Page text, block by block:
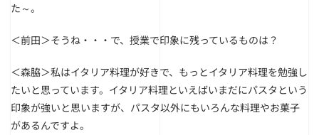
た～。
＜前田＞そうね・・・で、授業で印象に残っているものは？
＜森脇＞私はイタリア料理が好きで、もっとイタリア料理を勉強し
たいと思っています。イタリア料理といえばいまだにパスタという
印象が強いと思いますが、パスタ以外にもいろんな料理やお菓子
があるんですよ。